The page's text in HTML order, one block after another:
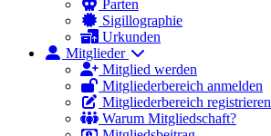
Parten
Sigillographie
Urkunden
Mitglieder
Mitglied werden
Mitgliederbereich anmelden
Mitgliederbereich registrieren
Warum Mitgliedschaft?